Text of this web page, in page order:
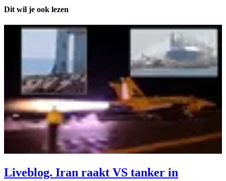
Dit wil je ook lezen
Liveblog. Iran raakt VS tanker in